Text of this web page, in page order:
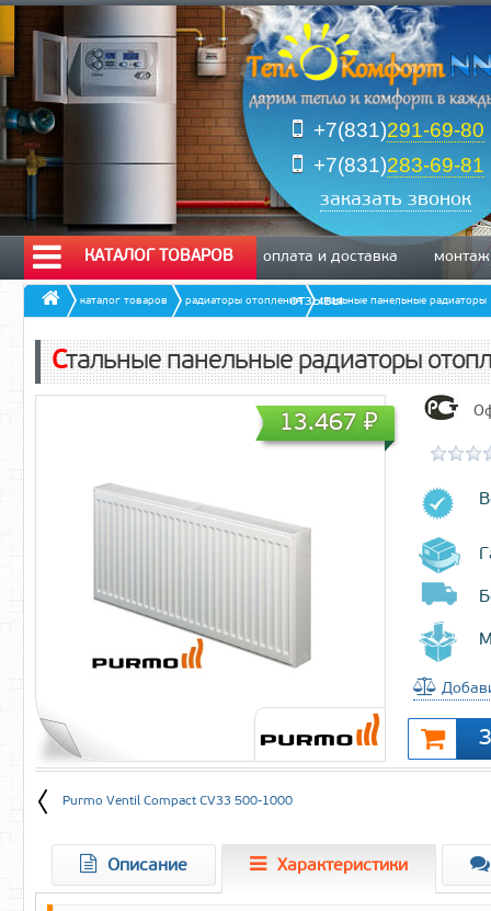
+7(831)291-69-80
+7(831)283-69-81
заказать звонок
КАТАЛОГ ТОВАРОВ оплата и доставка монтаж
отзывы
каталог товаров радиаторы отопления стальные панельные радиаторы
Стальные панельные радиаторы
13.467₽
Purmo Ventil Compact CV33 500-1000
Описание Характеристики